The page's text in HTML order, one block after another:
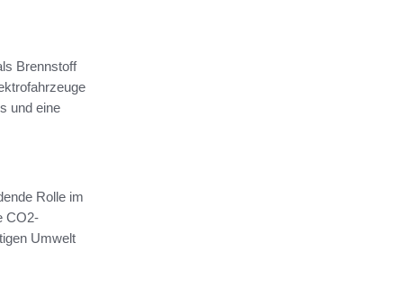
Brennstoff
und eine
Rolle im
CO2-
Umwelt